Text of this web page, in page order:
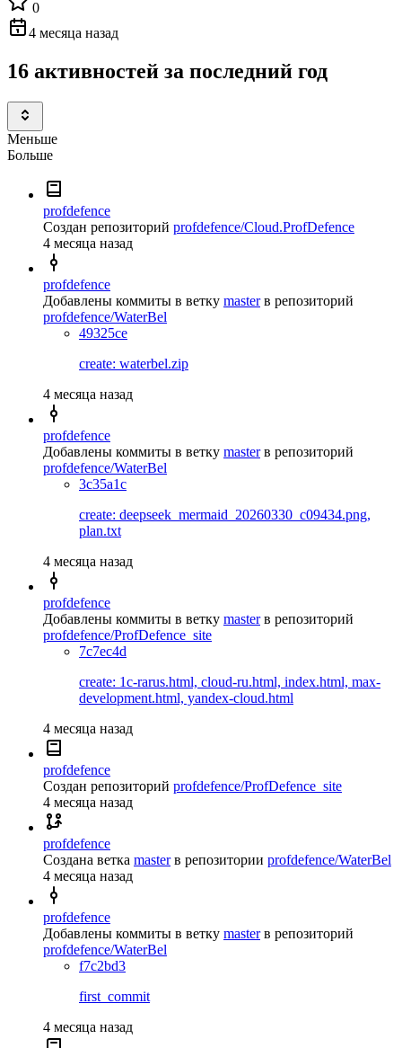
0
4 месяца назад
16 активностей за последний год
Меньше
Больше
profdefence
Создан репозиторий profdefence/Cloud.ProfDefence
4 месяца назад
profdefence
Добавлены коммиты в ветку master в репозиторий
profdefence/WaterBel
49325ce
create: waterbel.zip
4 месяца назад
profdefence
Добавлены коммиты в ветку master в репозиторий
profdefence/WaterBel
3c35a1c
create: deepseek_mermaid_20260330_c09434.png,
plan.txt
4 месяца назад
profdefence
Добавлены коммиты в ветку master в репозиторий
profdefence/ProfDefence_site
7c7ec4d
create: 1c-rarus.html, cloud-ru.html, index.html, max-
development.html, yandex-cloud.html
4 месяца назад
profdefence
Создан репозиторий profdefence/ProfDefence_site
4 месяца назад
profdefence
Создана ветка master в репозитории profdefence/WaterBel
4 месяца назад
profdefence
Добавлены коммиты в ветку master в репозиторий
profdefence/WaterBel
f7c2bd3
first_commit
4 месяца назад